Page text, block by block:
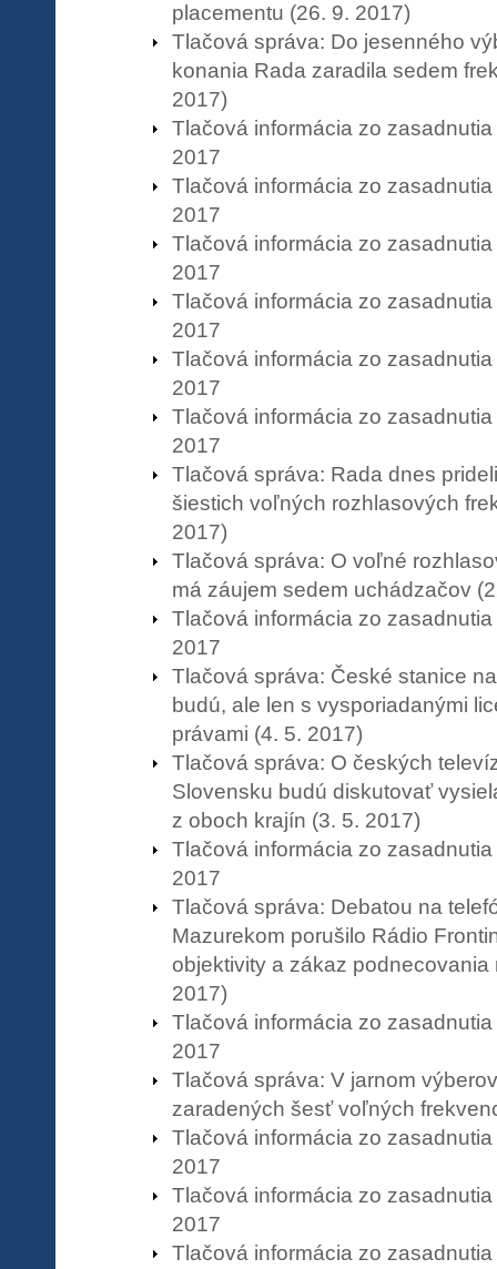
placementu (26. 9. 2017)
Tlačová správa: Do jesenného
konania Rada zaradila sedem
2017)
Tlačová informácia zo
2017
Tlačová informácia zo
2017
Tlačová informácia zo
2017
Tlačová informácia zo
2017
Tlačová informácia zo
2017
Tlačová informácia zo
2017
Tlačová správa: Rada dnes
šiestich voľných rozhlasových
2017)
Tlačová správa: O voľné
má záujem sedem uchádzačov
Tlačová informácia zo
2017
Tlačová správa: České stanice
budú, ale len s vysporiadanými
právami (4. 5. 2017)
Tlačová správa: O českých
Slovensku budú diskutovať
z oboch krajín (3. 5. 2017)
Tlačová informácia zo
2017
Tlačová správa: Debatou na
Mazurekom porušilo Rádio
objektivity a zákaz podnecovania
2017)
Tlačová informácia zo
2017
Tlačová správa: V jarnom
zaradených šesť voľných
Tlačová informácia zo
2017
Tlačová informácia zo
2017
Tlačová informácia zo